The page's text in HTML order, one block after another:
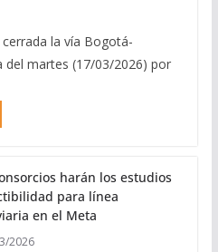
la vía Bogotá-
del martes (17/03/2026) por
harán los estudios
para línea
en el Meta
2026